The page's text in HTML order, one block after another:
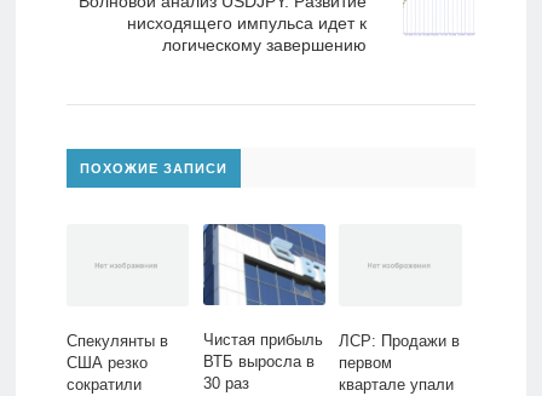
нисходящего импульса идет к
логическому завершению
ПОХОЖИЕ ЗАПИСИ
Спекулянты в
США резко
сократили
Чистая прибыль
ВТБ выросла в
30 раз
ЛСР: Продажи в
первом
квартале упали